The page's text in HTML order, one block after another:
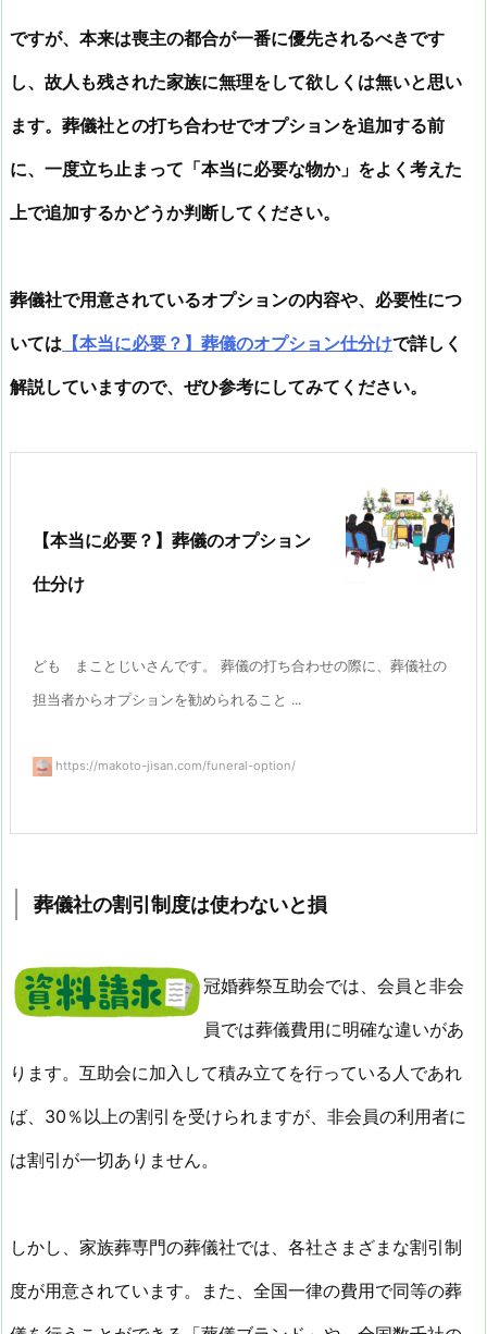
ですが、本来は喪主の都合が一番に優先されるべきです
し、故人も残された家族に無理をして欲しくは無いと思い
ます。葬儀社との打ち合わせでオプションを追加する前
に、一度立ち止まって「本当に必要な物か」をよく考えた
上で追加するかどうか判断してください。
葬儀社で用意されているオプションの内容や、必要性につ
いては 【本当に必要？】葬儀のオプション仕分けで詳しく
解説していますので、ぜひ参考にしてみてください。
【本当に必要？】葬儀のオプション
仕分け
ども まことじいさんです。 葬儀の打ち合わせの際に、葬儀社の
担当者からオプションを勧められること ...
https://makoto-jisan.com/funeral-option/
葬儀社の割引制度は使わないと損
冠婚葬祭互助会では、会員と非会
員では葬儀費用に明確な違いがあ
ります。互助会に加入して積み立てを行っている人であれ
ば、30％以上の割引を受けられますが、非会員の利用者に
は割引が一切ありません。
しかし、家族葬専門の葬儀社では、各社さまざまな割引制
度が用意されています。また、全国一律の費用で同等の葬